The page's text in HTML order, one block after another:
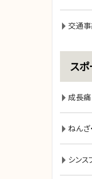
交通事
ス
成長痛
ねんざ
シンス